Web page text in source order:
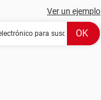
Ver un ejemplo